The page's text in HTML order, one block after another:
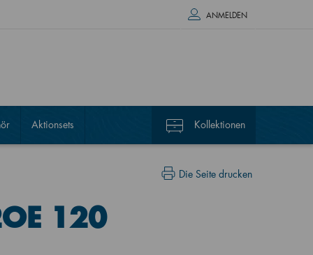
ANMELDEN
Aktionsets Kollektionen
Die Seite drucken
120